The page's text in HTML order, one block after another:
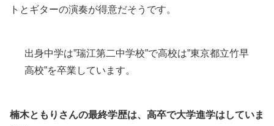
トとギターの演奏が得意だそうです。
出身中学は”瑞江第二中学校”で高校は”東京都立竹早
高校”を卒業しています。
楠木ともりさんの最終学歴は、高卒で大学進学はしていま